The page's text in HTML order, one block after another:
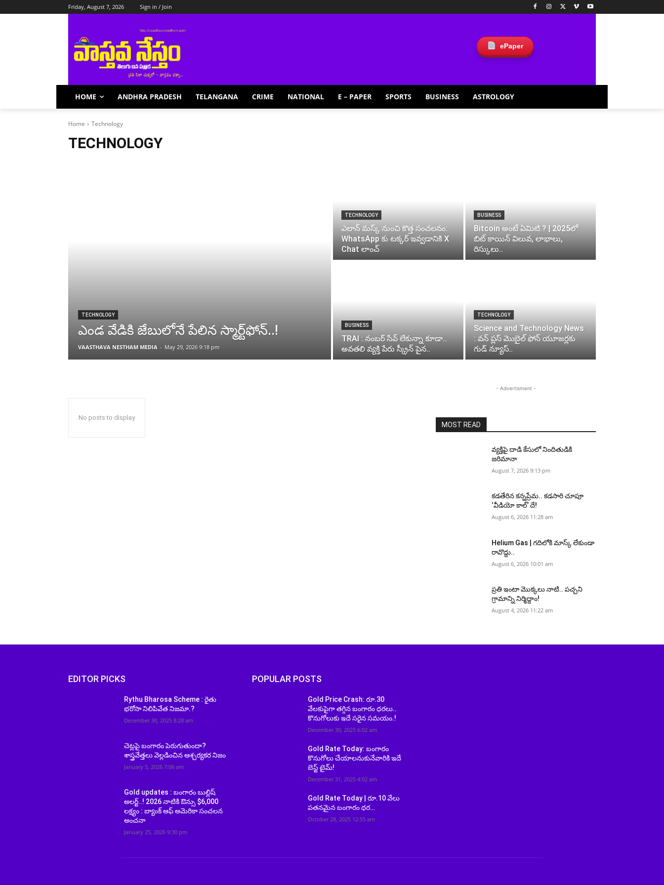
Friday, August 7, 2026 Sign in / Join
ePaper
HOME ANDHRA PRADESH TELANGANA CRIME NATIONAL E – PAPER SPORTS BUSINESS ASTROLOGY
Home Technology
TECHNOLOGY
TECHNOLOGY
ఎండ వేడికి జేబులోనే పేలిన స్మార్ట్‌ఫోన్..!
VAASTHAVA NESTHAM MEDIA - May 29, 2026 9:18 pm
TECHNOLOGY
ఎలాన్ మస్క్ నుంచి కొత్త సంచలనం:
WhatsApp కు టక్కర్ ఇవ్వడానికి X
Chat లాంచ్
BUSINESS
Bitcoin అంటే ఏమిటి.? | 2025లో
బిట్‌ కాయిన్ విలువ, లాభాలు,
రిస్కులు..
BUSINESS
TRAI : నంబర్ సేవ్ లేకున్నా కూడా..
అవతలి వ్యక్తి పేరు స్క్రీన్ పైన..
TECHNOLOGY
Science and Technology News
: వన్ ప్లస్ మొబైల్ ఫోన్ యూజర్లకు
గుడ్ న్యూస్..
No posts to display
- Advertisment -
MOST READ
వ్యక్తిపై దాడి కేసులో నిందితుడికి
జరిమానా
August 7, 2026 9:13 pm
కడతేరిన కన్నప్రేమ.. కడసారి చూపూ
‘వీడియో కాల్’ దే!
August 6, 2026 11:28 am
Helium Gas | గదిలోకి మాస్క్ లేకుండా
రావొద్దు..
August 6, 2026 10:01 am
ప్రతి ఇంటా మొక్కలు నాటి.. పచ్చని
గ్రామాన్ని నిర్మిద్దాం!
August 4, 2026 11:22 am
EDITOR PICKS
Rythu Bharosa Scheme : రైతు
భరోసా నిలిపివేత నిజమా.?
December 30, 2025 8:28 am
చెట్లపై బంగారం పెరుగుతుందా?
శాస్త్రవేత్తలు వెల్లడించిన ఆశ్చర్యకర నిజం
January 5, 2026 7:06 am
Gold updates : బంగారం బుల్లిష్
అలర్ట్..! 2026 నాటికి ఔన్సు $6,000
లక్ష్యం : బ్యాంక్ ఆఫ్ అమెరికా సంచలన
అంచనా
January 25, 2026 9:30 pm
POPULAR POSTS
Gold Price Crash: రూ.30
వేలకుపైగా తగ్గిన బంగారం ధరలు..
కొనుగోలుకు ఇదే సరైన సమయం.!
December 30, 2025 6:02 am
Gold Rate Today: బంగారం
కొనుగోలు చేయాలనుకునేవారికి ఇదే
బెస్ట్ టైమ్!
December 31, 2025 4:02 am
Gold Rate Today | రూ.10 వేలు
పతనమైన బంగారం ధర…
October 28, 2025 12:55 am